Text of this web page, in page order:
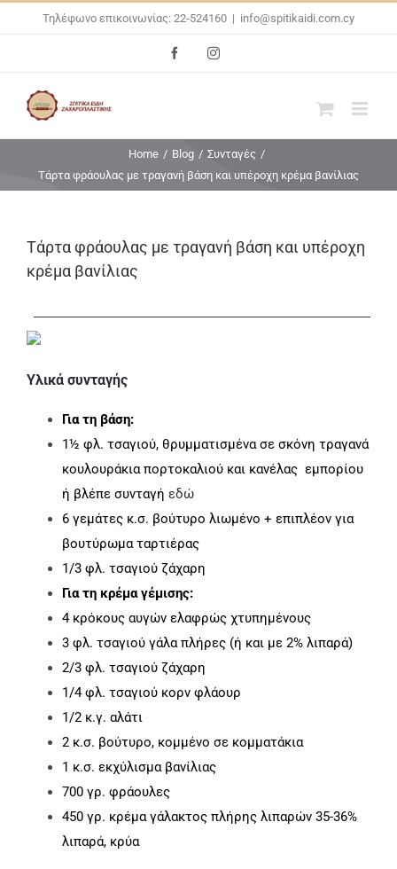
Τηλέφωνο επικοινωνίας: 22-524160 | info@spitikaidi.com.cy
FacebookInstagram
Home / Blog / Συνταγές /
Τάρτα φράουλας με τραγανή βάση και υπέροχη κρέμα βανίλιας
Τάρτα φράουλας με τραγανή βάση και υπέροχη
κρέμα βανίλιας
Υλικά συνταγής
Για τη βάση:
1½ φλ. τσαγιού, θρυμματισμένα σε σκόνη τραγανά
κουλουράκια πορτοκαλιού και κανέλας εμπορίου
ή βλέπε συνταγή εδώ
6 γεμάτες κ.σ. βούτυρο λιωμένο + επιπλέον για
βουτύρωμα ταρτιέρας
1/3 φλ. τσαγιού ζάχαρη
Για τη κρέμα γέμισης:
4 κρόκους αυγών ελαφρώς χτυπημένους
3 φλ. τσαγιού γάλα πλήρες (ή και με 2% λιπαρά)
2/3 φλ. τσαγιού ζάχαρη
1/4 φλ. τσαγιού κορν φλάουρ
1/2 κ.γ. αλάτι
2 κ.σ. βούτυρο, κομμένο σε κομματάκια
1 κ.σ. εκχύλισμα βανίλιας
700 γρ. φράουλες
450 γρ. κρέμα γάλακτος πλήρης λιπαρών 35-36%
λιπαρά, κρύα